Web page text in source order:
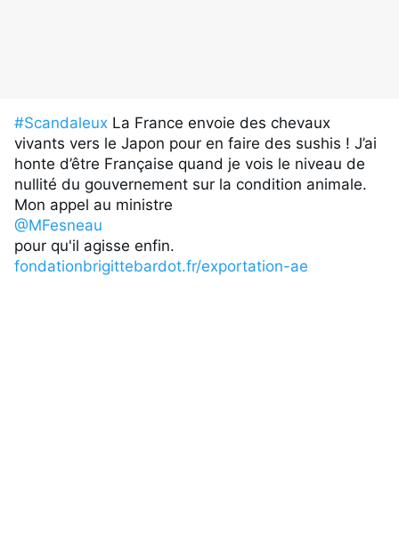
#Scandaleux La France envoie des chevaux
vivants vers le Japon pour en faire des sushis ! J’ai
honte d’être Française quand je vois le niveau de
nullité du gouvernement sur la condition animale.
Mon appel au ministre
@MFesneau
fondationbrigittebardot.fr/exportation-ae